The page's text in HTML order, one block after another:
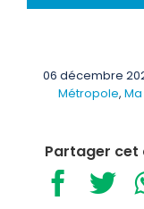
06 décembre
Métropole,
Partager cet